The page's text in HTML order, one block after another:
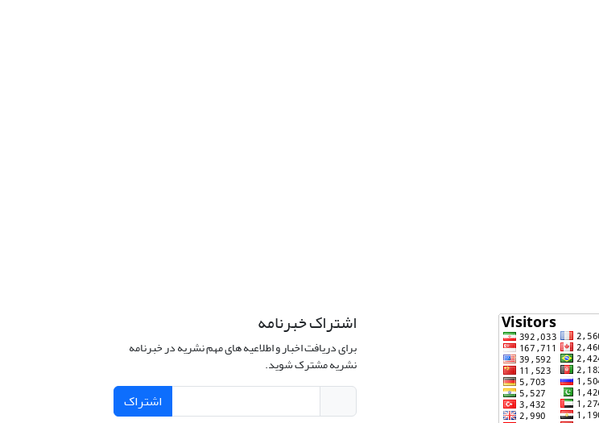
اشتراک خبرنامه
برای دریافت اخبار و اطلاعیه های مهم نشریه در خبرنامه
نشریه مشترک شوید.
اشتراک